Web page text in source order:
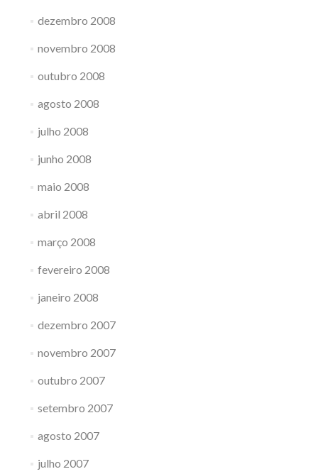
dezembro 2008
novembro 2008
outubro 2008
agosto 2008
julho 2008
junho 2008
maio 2008
abril 2008
março 2008
fevereiro 2008
janeiro 2008
dezembro 2007
novembro 2007
outubro 2007
setembro 2007
agosto 2007
julho 2007